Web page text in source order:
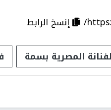
إنسخ الرابط
المصرية بسمة